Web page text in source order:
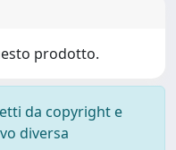
prodotto.
da copyright e
diversa